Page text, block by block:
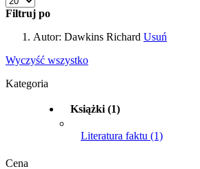
Filtruj po
Autor: Dawkins Richard Usuń
Wyczyść wszystko
Kategoria
Książki (1)
Literatura faktu (1)
Cena